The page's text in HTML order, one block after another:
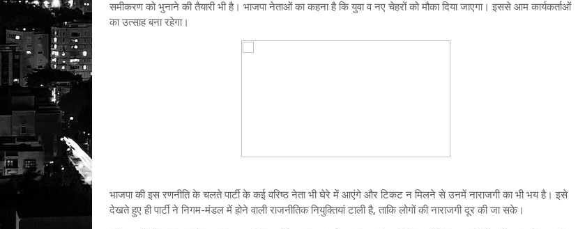
समीकरण को भुनाने की तैयारी भी है। भाजपा नेताओं का कहना है कि युवा व नए चेहरों को मौका दिया जाएगा। इससे आम कार्यकर्ताओं
का उत्साह बना रहेगा।
भाजपा की इस रणनीति के चलते पार्टी के कई वरिष्ठ नेता भी घेरे में आएंगे और टिकट न मिलने से उनमें नाराजगी का भी भय है। इसे
देखते हुए ही पार्टी ने निगम-मंडल में होने वाली राजनीतिक नियुक्तियां टाली है, ताकि लोगों की नाराजगी दूर की जा सके।